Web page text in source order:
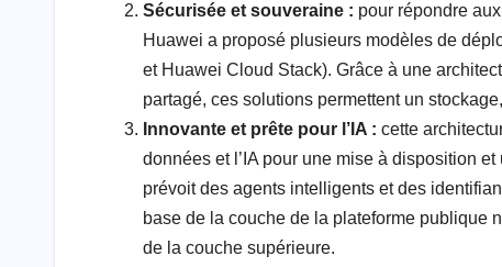
Sécurisée et souveraine : pour répondre
Huawei a proposé plusieurs modèles de
et Huawei Cloud Stack). Grâce à une
partagé, ces solutions permettent un
Innovante et prête pour l’IA : cette
données et l’IA pour une mise à disposition
prévoit des agents intelligents et des
base de la couche de la plateforme publique
de la couche supérieure.